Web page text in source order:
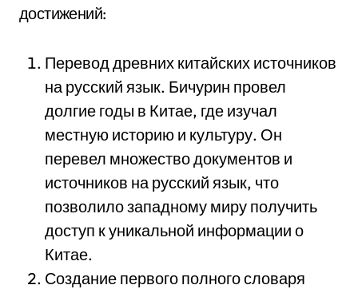
достижений:
Перевод древних китайских источников
на русский язык. Бичурин провел
долгие годы в Китае, где изучал
местную историю и культуру. Он
перевел множество документов и
источников на русский язык, что
позволило западному миру получить
доступ к уникальной информации о
Китае.
Создание первого полного словаря